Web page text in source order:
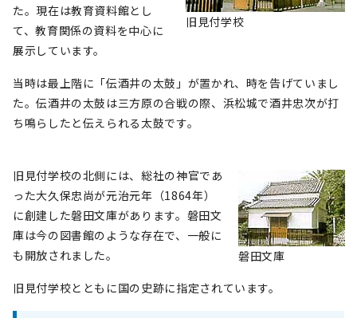
旧見付学校
た。現在は教育資料館とし
て、教育関係の資料を中心に
展示しています。
当時は最上階に「伝酒井の太鼓」が置かれ、時を告げていまし
た。伝酒井の太鼓は三方原の合戦の際、浜松城で酒井忠次が打
ち鳴らしたと伝えられる太鼓です。
磐田文庫
旧見付学校の北側には、総社の神官であ
った大久保忠尚が元治元年（1864年）
に創建した磐田文庫があります。磐田文
庫は今の図書館のような存在で、一般に
も開放されました。
旧見付学校とともに国の史跡に指定されています。